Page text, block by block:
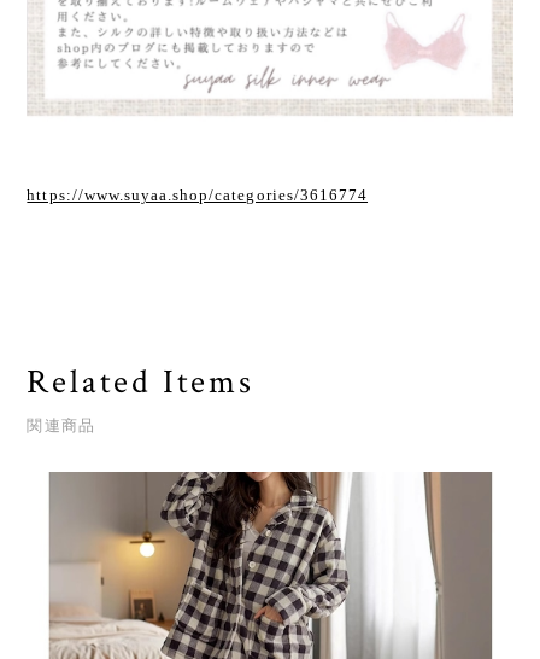
https://www.suyaa.shop/categories/3616774
Related Items
関連商品